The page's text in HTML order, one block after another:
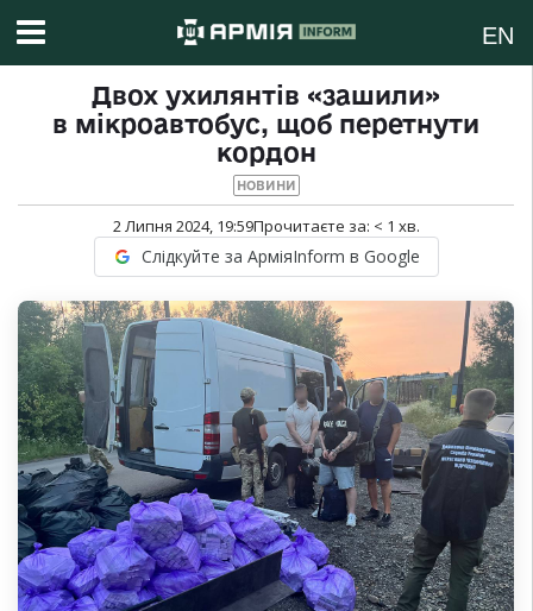
EN
Двох ухилянтів «зашили»
в мікроавтобус, щоб перетнути
кордон
НОВИНИ
2 Липня 2024, 19:59Прочитаєте за: < 1 хв.
Слідкуйте за АрміяInform в Google